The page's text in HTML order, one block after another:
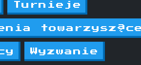
Turnieje
Wyzwanie